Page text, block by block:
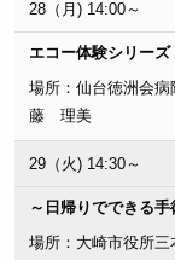
28（月) 14:00～
エコー体験シリー
場所：仙台徳洲会
藤 理美
29（火) 14:30～
～日帰りでできる手
場所：大崎市役所